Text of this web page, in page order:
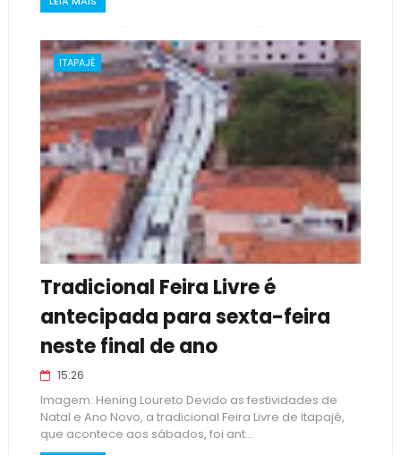
ITAPAJÉ
Tradicional Feira Livre é
antecipada para sexta-feira
neste final de ano
15:26
Imagem: Hening Loureto Devido as festividades de
Natal e Ano Novo, a tradicional Feira Livre de Itapajé,
que acontece aos sábados, foi ant...